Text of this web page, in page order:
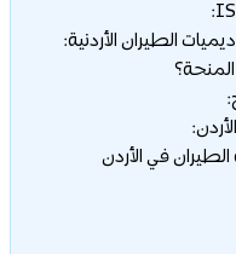
الطيران الأردنية:
في الأردن